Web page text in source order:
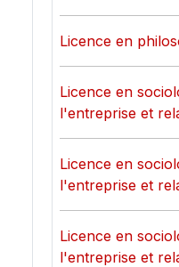
Licence en
Licence en
l'entreprise et
Licence en
l'entreprise et
Licence en
l'entreprise et